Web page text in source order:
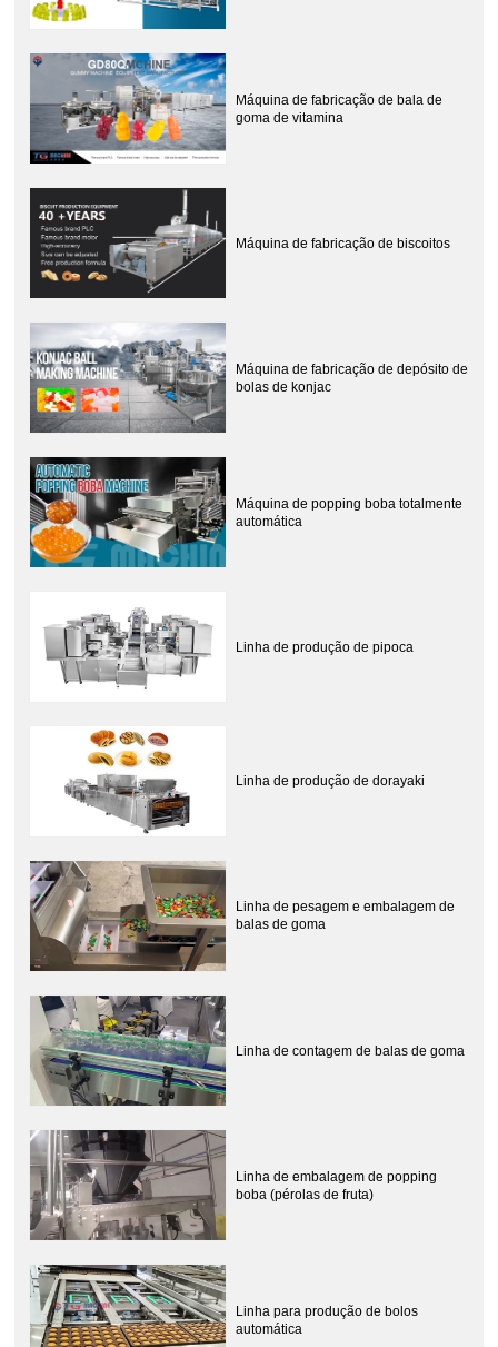
Máquina de fabricação de bala de
goma de vitamina
Máquina de fabricação de biscoitos
Máquina de fabricação de depósito de
bolas de konjac
Máquina de popping boba totalmente
automática
Linha de produção de pipoca
Linha de produção de dorayaki
Linha de pesagem e embalagem de
balas de goma
Linha de contagem de balas de goma
Linha de embalagem de popping
boba (pérolas de fruta)
Linha para produção de bolos
automática